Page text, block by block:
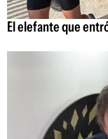
El elefante que